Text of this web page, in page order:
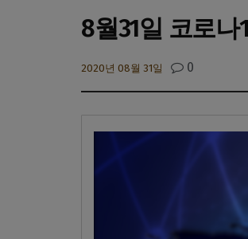
8월31일 코로나
2020년 08월 31일 0